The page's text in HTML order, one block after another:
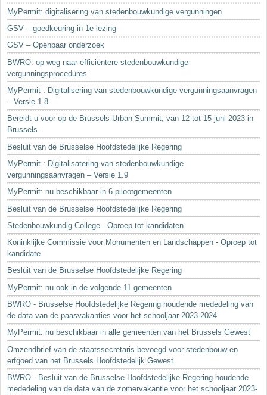
MyPermit: digitalisering van stedenbouwkundige vergunningen
GSV – goedkeuring in 1e lezing
GSV – Openbaar onderzoek
BWRO: op weg naar efficiëntere stedenbouwkundige
vergunningsprocedures
MyPermit : Digitalisering van stedenbouwkundige vergunningsaanvragen
– Versie 1.8
Bereidt u voor op de Brussels Urban Summit, van 12 tot 15 juni 2023 in
Brussels.
Besluit van de Brusselse Hoofdstedelijke Regering
MyPermit : Digitalisatering van stedenbouwkundige
vergunningsaanvragen – Versie 1.9
MyPermit: nu beschikbaar in 6 pilootgemeenten
Besluit van de Brusselse Hoofdstedelijke Regering
Stedenbouwkundig College - Oproep tot kandidaten
Koninklijke Commissie voor Monumenten en Landschappen - Oproep tot
kandidate
Besluit van de Brusselse Hoofdstedelijke Regering
MyPermit: nu ook in de volgende 11 gemeenten
BWRO - Brusselse Hoofdstedelijke Regering houdende mededeling van
de data van de paasvakanties voor het schooljaar 2023-2024
MyPermit: nu beschikbaar in alle gemeenten van het Brussels Gewest
Omzendbrief van de staatssecretaris bevoegd voor stedenbouw en
erfgoed van het Brussels Hoofdstedelijk Gewest
BWRO - Besluit van de Brusselse Hoofdstedelljke Regering houdende
mededeling van de data van de zomervakantie voor het schooljaar 2023-